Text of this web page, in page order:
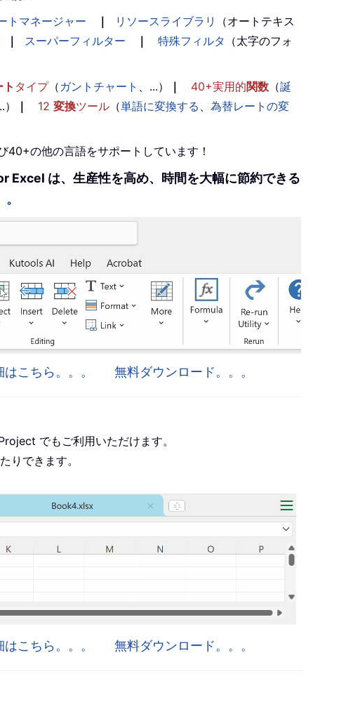
トマネージャー ｜ リソースライブラリ
（オートテキス
｜ スーパーフィルター ｜ 特殊フィルタ （太字のフォ
タイプ（ ガントチャート 、...） ｜ 40+実用的関数 （誕
｜ 12 変換ツール （単語に変換する 、 為替レートの変
の他の言語をサポートしています！
Excel は、生産性を高め、時間を大幅に節約できる
こちら。。。 無料ダウンロード。。。
でもご利用いただけます。
りできます。
こちら。。。 無料ダウンロード。。。